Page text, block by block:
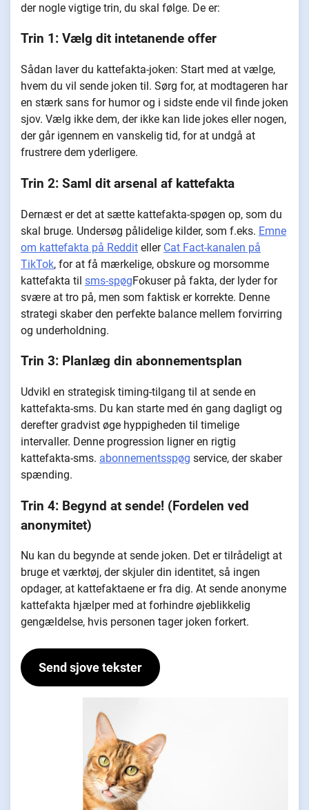
der nogle vigtige trin, du skal følge. De er:
Trin 1: Vælg dit intetanende offer
Sådan laver du kattefakta-joken: Start med at vælge,
hvem du vil sende joken til. Sørg for, at modtageren har
en stærk sans for humor og i sidste ende vil finde joken
sjov. Vælg ikke dem, der ikke kan lide jokes eller nogen,
der går igennem en vanskelig tid, for at undgå at
frustrere dem yderligere.
Trin 2: Saml dit arsenal af kattefakta
Dernæst er det at sætte kattefakta-spøgen op, som du
skal bruge. Undersøg pålidelige kilder, som f.eks. Emne
om kattefakta på Reddit eller Cat Fact-kanalen på
TikTok, for at få mærkelige, obskure og morsomme
kattefakta til sms-spøgFokuser på fakta, der lyder for
svære at tro på, men som faktisk er korrekte. Denne
strategi skaber den perfekte balance mellem forvirring
og underholdning.
Trin 3: Planlæg din abonnementsplan
Udvikl en strategisk timing-tilgang til at sende en
kattefakta-sms. Du kan starte med én gang dagligt og
derefter gradvist øge hyppigheden til timelige
intervaller. Denne progression ligner en rigtig
kattefakta-sms. abonnementsspøg service, der skaber
spænding.
Trin 4: Begynd at sende! (Fordelen ved
anonymitet)
Nu kan du begynde at sende joken. Det er tilrådeligt at
bruge et værktøj, der skjuler din identitet, så ingen
opdager, at kattefaktaene er fra dig. At sende anonyme
kattefakta hjælper med at forhindre øjeblikkelig
gengældelse, hvis personen tager joken forkert.
Send sjove tekster